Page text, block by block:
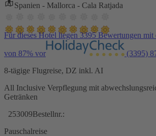
Spanien - Mallorca - Cala Ratjada
Für dieses Hotel liegen 3395 Bewertungen
von 87% vor (3395)
8-tägige Flugreise, DZ inkl. AI
All Inclusive Verpflegung mit
Getränken
253009Bestellnr.:
Pauschalreise